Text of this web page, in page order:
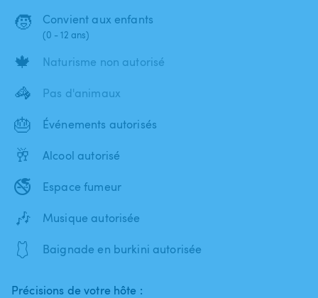
🧒 Convient aux enfants
(0 - 12 ans)
🍁 Naturisme non autorisé
🦓 Pas d'animaux
🎂 Événements autorisés
🥂 Alcool autorisé
🚭 Espace fumeur
🎶 Musique autorisée
🩱 Baignade en burkini autorisée
Précisions de votre hôte :